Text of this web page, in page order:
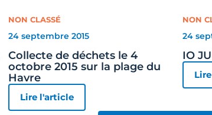
NON CLASSÉ
24 septembre 2015
Collecte de déchets le 4
octobre 2015 sur la plage du
Havre
Lire l'article
NON
24
IO